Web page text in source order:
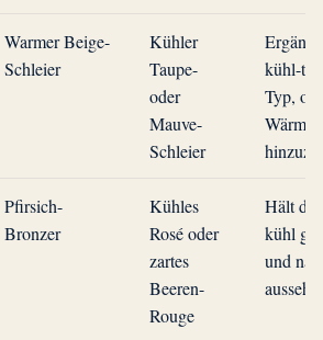
Warmer Beige-
Schleier
Kühler
Taupe-
oder
Mauve-
Schleier
Ergänzt
kühl-
Typ,
Wärme
Pfirsich-
Bronzer
Kühles
Rosé oder
zartes
Beeren-
Rouge
Hält die
kühl
und